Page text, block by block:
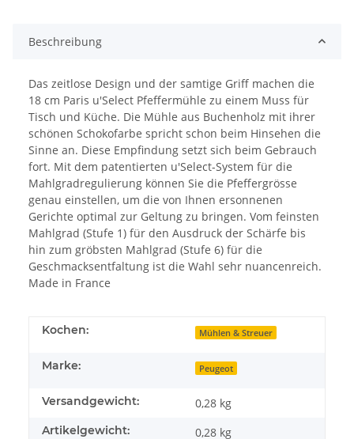
Beschreibung
Das zeitlose Design und der samtige Griff machen die
18 cm Paris u'Select Pfeffermühle zu einem Muss für
Tisch und Küche. Die Mühle aus Buchenholz mit ihrer
schönen Schokofarbe spricht schon beim Hinsehen die
Sinne an. Diese Empfindung setzt sich beim Gebrauch
fort. Mit dem patentierten u'Select-System für die
Mahlgradregulierung können Sie die Pfeffergrösse
genau einstellen, um die von Ihnen ersonnenen
Gerichte optimal zur Geltung zu bringen. Vom feinsten
Mahlgrad (Stufe 1) für den Ausdruck der Schärfe bis
hin zum gröbsten Mahlgrad (Stufe 6) für die
Geschmacksentfaltung ist die Wahl sehr nuancenreich.
Made in France
Kochen: Mühlen & Streuer
Marke: Peugeot
Versandgewicht: 0,28 kg
Artikelgewicht: 0,28 kg